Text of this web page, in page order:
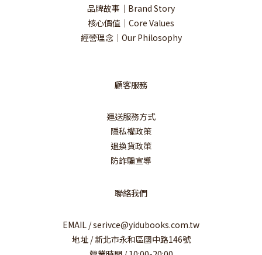
品牌故事｜Brand Story
核心價值｜Core Values
經營理念｜Our Philosophy
顧客服務
運送服務方式
隱私權政策
退換貨政策
防詐騙宣導
聯絡我們
EMAIL / serivce@yidubooks.com.tw
地址 / 新北市永和區國中路146號